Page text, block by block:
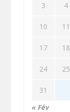
3 4
10 11
17 18
24 25
31
« Fév